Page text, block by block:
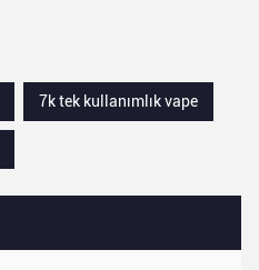
7k tek kullanımlık vape